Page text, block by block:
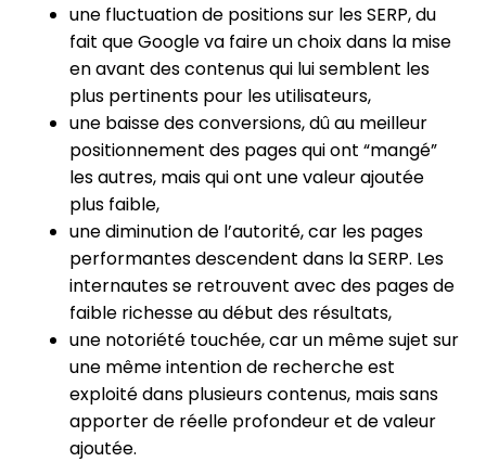
une fluctuation de positions sur les SERP, du
fait que Google va faire un choix dans la mise
en avant des contenus qui lui semblent les
plus pertinents pour les utilisateurs,
une baisse des conversions, dû au meilleur
positionnement des pages qui ont “mangé”
les autres, mais qui ont une valeur ajoutée
plus faible,
une diminution de l’autorité, car les pages
performantes descendent dans la SERP. Les
internautes se retrouvent avec des pages de
faible richesse au début des résultats,
une notoriété touchée, car un même sujet sur
une même intention de recherche est
exploité dans plusieurs contenus, mais sans
apporter de réelle profondeur et de valeur
ajoutée.